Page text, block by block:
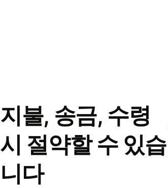
지불, 송금, 수령
시 절약할 수 있습
니다